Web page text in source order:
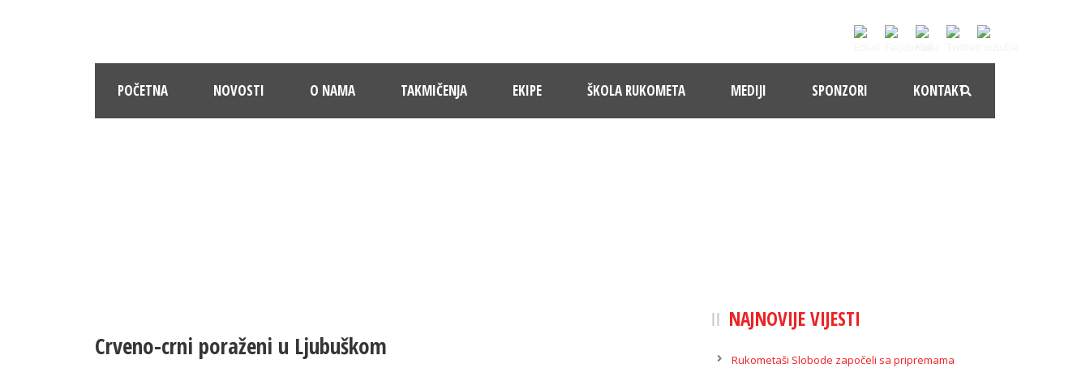
POČETNA NOVOSTI O NAMA TAKMIČENJA EKIPE ŠKOLA RUKOMETA MEDIJI SPONZORI KONTAKT
Crveno-crni poraženi u Ljubuškom
NAJNOVIJE VIJESTI
Rukometaši Slobode započeli sa pripremama